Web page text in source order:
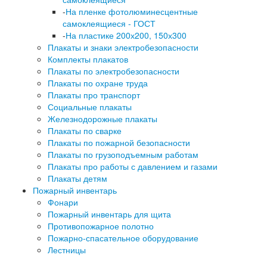
-На пленке фотолюминесцентные
самоклеящиеся - ГОСТ
-На пластике 200х200, 150х300
Плакаты и знаки электробезопасности
Комплекты плакатов
Плакаты по электробезопасности
Плакаты по охране труда
Плакаты про транспорт
Социальные плакаты
Железнодорожные плакаты
Плакаты по сварке
Плакаты по пожарной безопасности
Плакаты по грузоподъемным работам
Плакаты про работы с давлением и газами
Плакаты детям
Пожарный инвентарь
Фонари
Пожарный инвентарь для щита
Противопожарное полотно
Пожарно-спасательное оборудование
Лестницы